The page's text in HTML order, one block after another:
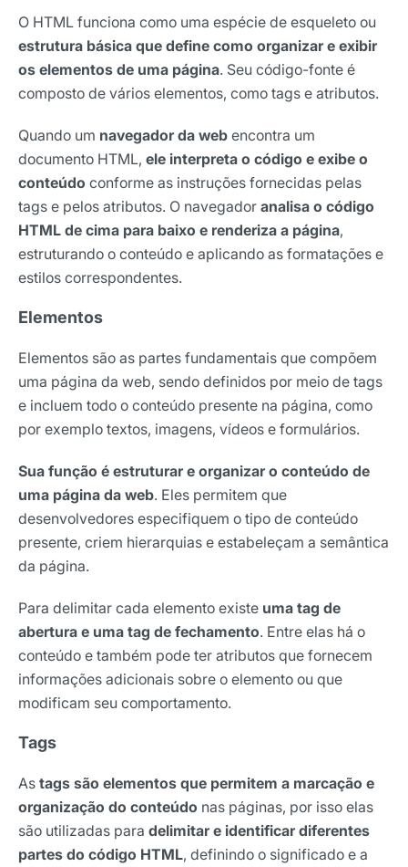
O HTML funciona como uma espécie de esqueleto ou
estrutura básica que define como organizar e exibir
os elementos de uma página. Seu código-fonte é
composto de vários elementos, como tags e atributos.
Quando um navegador da web encontra um
documento HTML, ele interpreta o código e exibe o
conteúdo conforme as instruções fornecidas pelas
tags e pelos atributos. O navegador analisa o código
HTML de cima para baixo e renderiza a página,
estruturando o conteúdo e aplicando as formatações e
estilos correspondentes.
Elementos
Elementos são as partes fundamentais que compõem
uma página da web, sendo definidos por meio de tags
e incluem todo o conteúdo presente na página, como
por exemplo textos, imagens, vídeos e formulários.
Sua função é estruturar e organizar o conteúdo de
uma página da web. Eles permitem que
desenvolvedores especifiquem o tipo de conteúdo
presente, criem hierarquias e estabeleçam a semântica
da página.
Para delimitar cada elemento existe uma tag de
abertura e uma tag de fechamento. Entre elas há o
conteúdo e também pode ter atributos que fornecem
informações adicionais sobre o elemento ou que
modificam seu comportamento.
Tags
As tags são elementos que permitem a marcação e
organização do conteúdo nas páginas, por isso elas
são utilizadas para delimitar e identificar diferentes
partes do código HTML, definindo o significado e a